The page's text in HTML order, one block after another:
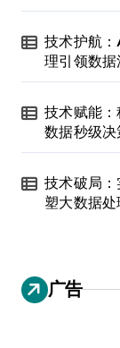
技术护航
理引领数
技术赋能
数据秒级决
技术破局
塑大数据
广告